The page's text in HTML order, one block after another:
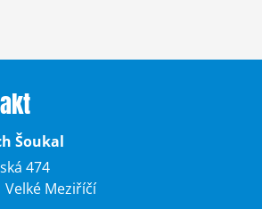
Šoukal
474
Velké Meziříčí